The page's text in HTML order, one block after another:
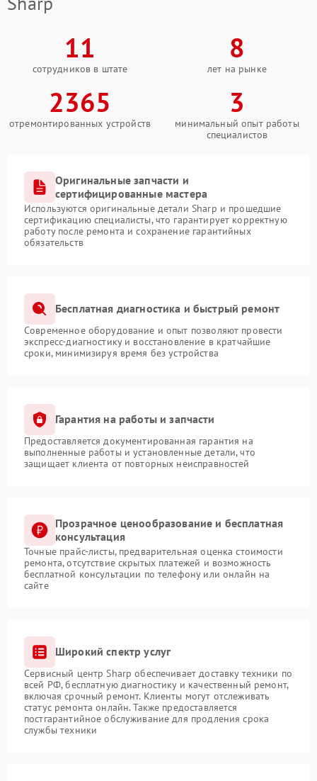
11
сотрудников в штате
8
лет на рынке
2365
отремонтированных устройств
3
минимальный опыт работы
специалистов
Оригинальные запчасти и
сертифицированные мастера
Используются оригинальные детали Sharp и прошедшие
сертификацию специалисты, что гарантирует корректную
работу после ремонта и сохранение гарантийных
обязательств
Бесплатная диагностика и быстрый ремонт
Современное оборудование и опыт позволяют провести
экспресс-диагностику и восстановление в кратчайшие
сроки, минимизируя время без устройства
Гарантия на работы и запчасти
Предоставляется документированная гарантия на
выполненные работы и установленные детали, что
защищает клиента от повторных неисправностей
Прозрачное ценообразование и бесплатная
консультация
Точные прайс-листы, предварительная оценка стоимости
ремонта, отсутствие скрытых платежей и возможность
бесплатной консультации по телефону или онлайн на
сайте
Широкий спектр услуг
Сервисный центр Sharp обеспечивает доставку техники по
всей РФ, бесплатную диагностику и качественный ремонт,
включая срочный ремонт. Клиенты могут отслеживать
статус ремонта онлайн. Также предоставляется
постгарантийное обслуживание для продления срока
службы техники